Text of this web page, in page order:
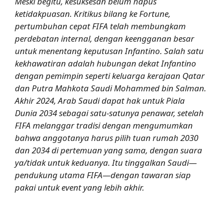
ketidakpuasan. Kritikus bilang ke Fortune,
pertumbuhan cepat FIFA telah membungkam
perdebatan internal, dengan keengganan besar
untuk menentang keputusan Infantino. Salah satu
kekhawatiran adalah hubungan dekat Infantino
dengan pemimpin seperti keluarga kerajaan Qatar
dan Putra Mahkota Saudi Mohammed bin Salman.
Akhir 2024, Arab Saudi dapat hak untuk Piala
Dunia 2034 sebagai satu-satunya penawar, setelah
FIFA melanggar tradisi dengan mengumumkan
bahwa anggotanya harus pilih tuan rumah 2030
dan 2034 di pertemuan yang sama, dengan suara
ya/tidak untuk keduanya. Itu tinggalkan Saudi—
pendukung utama FIFA—dengan tawaran siap
pakai untuk event yang lebih akhir.